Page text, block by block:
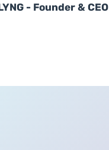
- Founder & CEO